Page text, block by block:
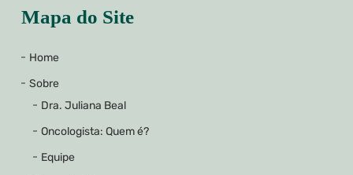
Mapa do Site
Home
Sobre
Dra. Juliana Beal
Oncologista: Quem é?
Equipe